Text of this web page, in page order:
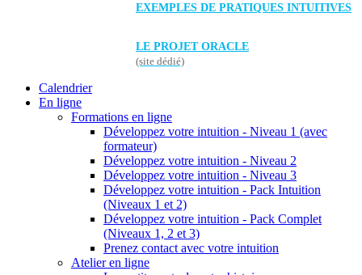
EXEMPLES DE PRATIQUES INTUITIVES
LE PROJET ORACLE
(site dédié)
Calendrier
En ligne
Formations en ligne
Développez votre intuition - Niveau 1 (avec
formateur)
Développez votre intuition - Niveau 2
Développez votre intuition - Niveau 3
Développez votre intuition - Pack Intuition
(Niveaux 1 et 2)
Développez votre intuition - Pack Complet
(Niveaux 1, 2 et 3)
Prenez contact avec votre intuition
Atelier en ligne